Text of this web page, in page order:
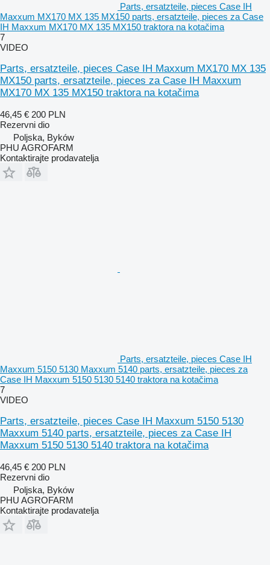
Parts, ersatzteile, pieces Case IH
Maxxum MX170 MX 135 MX150 parts, ersatzteile, pieces za Case
IH Maxxum MX170 MX 135 MX150 traktora na kotačima
7
VIDEO
Parts, ersatzteile, pieces Case IH Maxxum MX170 MX 135
MX150 parts, ersatzteile, pieces za Case IH Maxxum
MX170 MX 135 MX150 traktora na kotačima
46,45 € 200 PLN
Rezervni dio
Poljska, Byków
PHU AGROFARM
Kontaktirajte prodavatelja
Parts, ersatzteile, pieces Case IH
Maxxum 5150 5130 Maxxum 5140 parts, ersatzteile, pieces za
Case IH Maxxum 5150 5130 5140 traktora na kotačima
7
VIDEO
Parts, ersatzteile, pieces Case IH Maxxum 5150 5130
Maxxum 5140 parts, ersatzteile, pieces za Case IH
Maxxum 5150 5130 5140 traktora na kotačima
46,45 € 200 PLN
Rezervni dio
Poljska, Byków
PHU AGROFARM
Kontaktirajte prodavatelja